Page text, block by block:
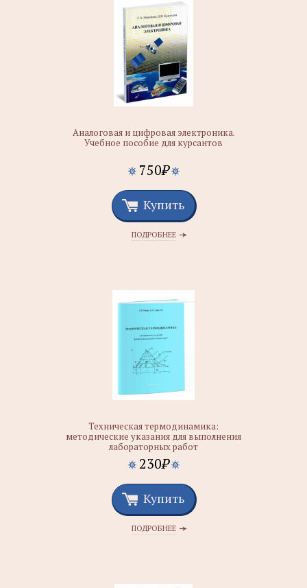
Аналоговая и цифровая электроника.
Учебное пособие для курсантов
750₽
Купить
ПОДРОБНЕЕ
Техническая термодинамика:
методические указания для выполнения
лабораторных работ
230₽
Купить
ПОДРОБНЕЕ